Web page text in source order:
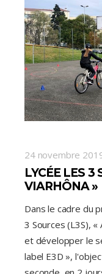
24 novembre
LYCÉE LES 3
VIARHÔNA »
Dans le cadre du
3 Sources (L3S),
et développer le
label E3D »,